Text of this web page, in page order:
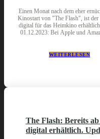
Einen Monat nach dem eher
Kinostart von "The Flash", ist
digital für das Heimkino erhältlich.
01.12.2023: Bei Apple und
WEITERLESEN
The Flash: Bereits
digital erhältlich.